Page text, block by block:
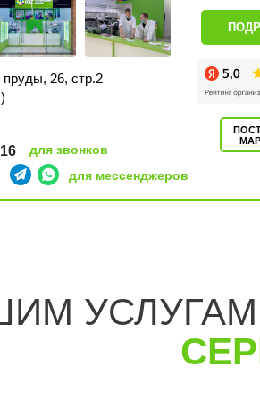
пруды, 26, стр.2
101 (EUROSPAR)
для мессенджеров
для звонков